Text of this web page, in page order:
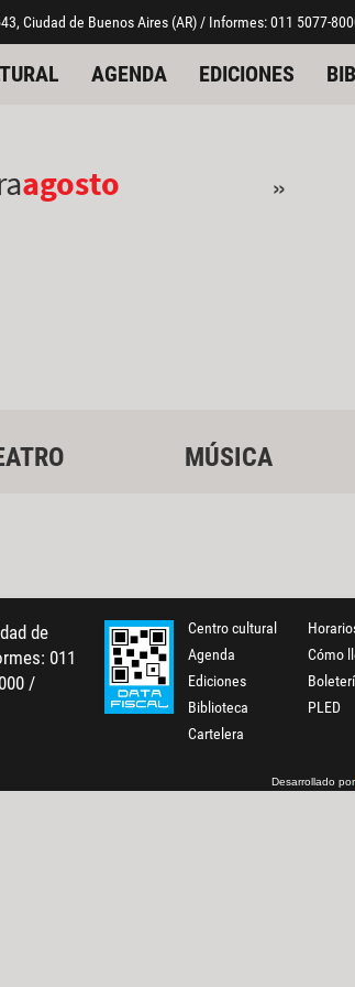
Ciudad de Buenos Aires (AR) / Informes: 011 5077-
AGENDA EDICIONES
agosto »
MÚSICA
de
011
/
Centro cultural
Agenda
Ediciones
Biblioteca
Cartelera
Cómo
PLED
Desarrollado por